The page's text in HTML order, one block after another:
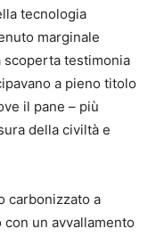
tecnologia
marginale
scoperta testimonia
a pieno titolo
il pane – più
della civiltà e
carbonizzato a
con un avvallamento